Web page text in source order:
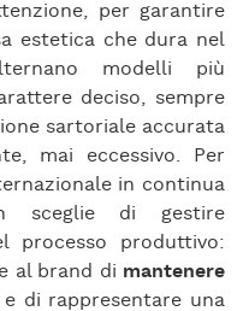
per garantire
estetica che dura nel
modelli più
deciso, sempre
sartoriale accurata
mai eccessivo. Per
in continua
sceglie di gestire
processo produttivo:
al brand di mantenere
e di rappresentare una